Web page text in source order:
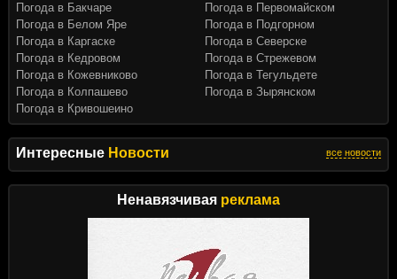
Интересные Новости все новости
Ненавязчивая реклама
Погода в Бакчаре
Погода в Белом Яре
Погода в Каргаске
Погода в Кедровом
Погода в Кожевниково
Погода в Колпашево
Погода в Кривошеино
Погода в Первомайском
Погода в Подгорном
Погода в Северске
Погода в Стрежевом
Погода в Тегульдете
Погода в Зырянском